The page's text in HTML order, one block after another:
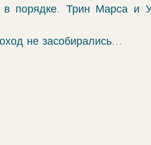
порядке. Трин Марса и
не засобирались...